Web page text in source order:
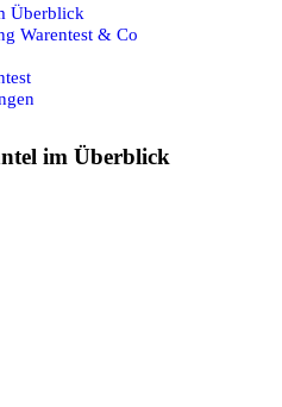
Überblick
Warentest & Co
im Überblick